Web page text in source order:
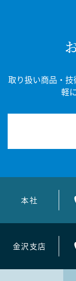
取り扱い商品・技
軽
本社
金沢支店